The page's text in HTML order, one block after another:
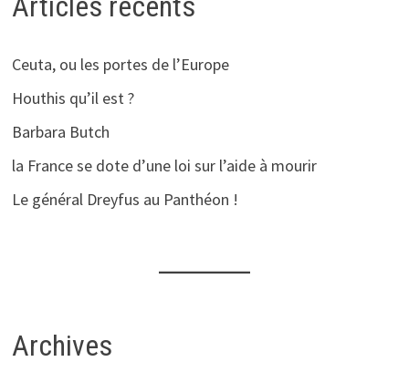
Ceuta, ou les portes de l’Europe
Houthis qu’il est ?
Barbara Butch
la France se dote d’une loi sur l’aide à mourir
Le général Dreyfus au Panthéon !
Archives